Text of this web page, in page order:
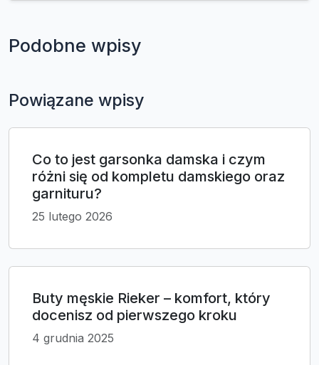
Podobne wpisy
Powiązane wpisy
Co to jest garsonka damska i czym
różni się od kompletu damskiego oraz
garnituru?
25 lutego 2026
Buty męskie Rieker – komfort, który
docenisz od pierwszego kroku
4 grudnia 2025